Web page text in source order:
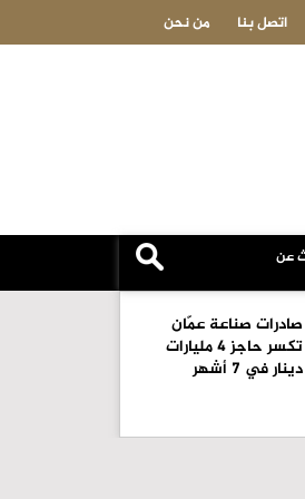
اليمنية العلاقات الثنائية والتطورات
من نحن اتصل بنا
صادرات صناعة عمّان
تكسر حاجز 4 مليارات
دينار في 7 أشهر